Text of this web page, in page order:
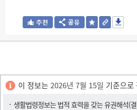
이 정보는 2026년 7월 15일 기준으로
생활법령정보는 법적 효력을 갖는 유권해석(